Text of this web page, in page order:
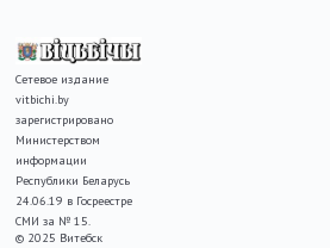
Сетевое издание
vitbichi.by
зарегистрировано
Министерством
информации
Республики Беларусь
24.06.19 в Госреестре
СМИ за № 15.
© 2025 Витебск